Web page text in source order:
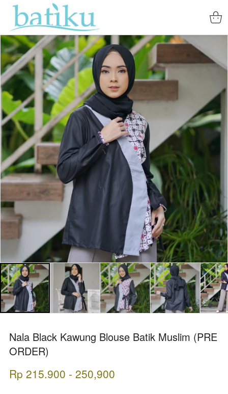
Nala Black Kawung Blouse Batik Muslim (PRE
ORDER)
Rp 215.900 - 250,900